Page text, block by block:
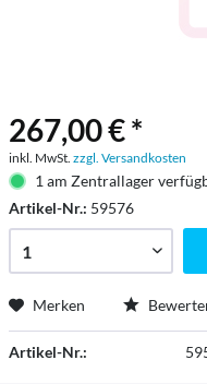
267,00 € *
inkl. MwSt. zzgl. Versandkosten
1 am Zentrallager
Artikel-Nr.: 59576
Merken
Artikel-Nr.: